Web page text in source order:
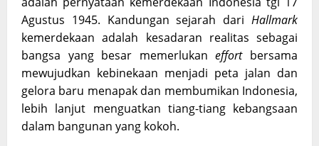
Agustus 1945. Kandungan sejarah dari Hallmark
kemerdekaan adalah kesadaran realitas sebagai
bangsa yang besar memerlukaneffortbersama
mewujudkan kebinekaan menjadi peta jalan dan
gelora baru menapak dan membumikan Indonesia,
lebih lanjut menguatkan tiang-tiang kebangsaan
dalam bangunan yang kokoh.